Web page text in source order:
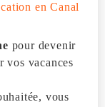
en Canal
pour devenir
vos vacances
vous